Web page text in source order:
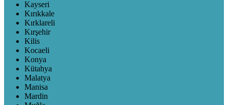
Kayseri
Kırıkkale
Kırklareli
Kırşehir
Kilis
Kocaeli
Konya
Kütahya
Malatya
Manisa
Mardin